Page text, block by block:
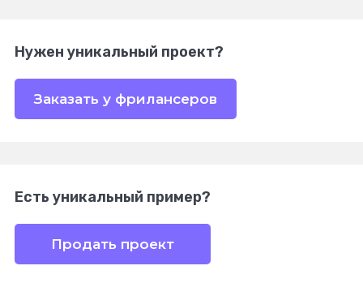
Нужен уникальный проект?
Заказать у фрилансеров
Есть уникальный пример?
Продать проект